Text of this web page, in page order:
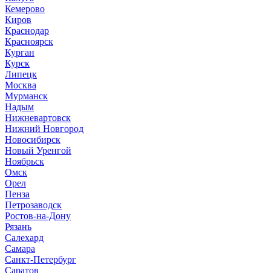
Кемерово
Киров
Краснодар
Красноярск
Курган
Курск
Липецк
Москва
Мурманск
Надым
Нижневартовск
Нижний Новгород
Новосибирск
Новый Уренгой
Ноябрьск
Омск
Орел
Пенза
Петрозаводск
Ростов-на-Дону
Рязань
Салехард
Самара
Санкт-Петербург
Саратов